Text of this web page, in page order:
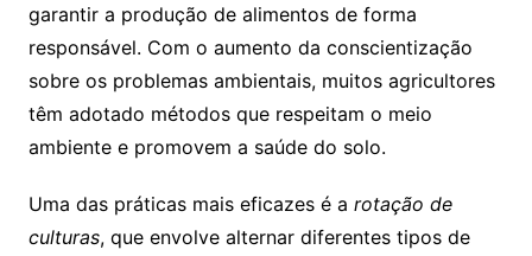
garantir a produção de alimentos de forma
responsável. Com o aumento da conscientização
sobre os problemas ambientais, muitos agricultores
têm adotado métodos que respeitam o meio
ambiente e promovem a saúde do solo.
Uma das práticas mais eficazes é a rotação de
culturas, que envolve alternar diferentes tipos de